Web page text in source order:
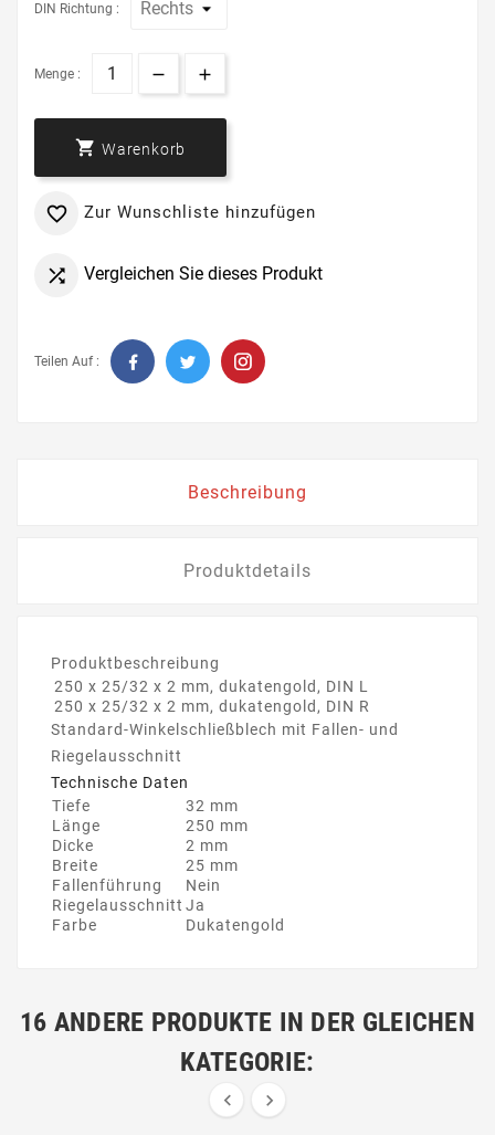
DIN Richtung :
Menge :
 Warenkorb
 Zur Wunschliste hinzufügen
 Vergleichen Sie dieses Produkt
Teilen Auf :
Beschreibung
Produktdetails
Produktbeschreibung
250 x 25/32 x 2 mm, dukatengold, DIN L
250 x 25/32 x 2 mm, dukatengold, DIN R
Standard-Winkelschließblech mit Fallen- und
Riegelausschnitt
Technische Daten
Tiefe
32 mm
Länge
250 mm
Dicke
2 mm
Breite
25 mm
Fallenführung
Nein
Riegelausschnitt Ja
Farbe
Dukatengold
16 ANDERE PRODUKTE IN DER GLEICHEN
KATEGORIE:
 